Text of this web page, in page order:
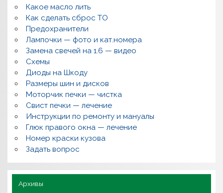
,
р
е
м
о
н
т
,
в
о
р
о
ы
,
о
л
з
Какое масло лить
Как сделать сброс ТО
Предохранители
Лампочки — фото и кат.номера
Замена свечей на 1.6 — видео
Схемы
Диоды на Шкоду
Размеры шин и дисков
Моторчик печки — чистка
Свист печки — лечение
Инструкции по ремонту и мануалы
Глюк правого окна — лечение
Номер краски кузова
Задать вопрос
Архивы